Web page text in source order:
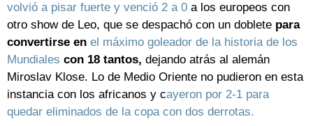
volvió a pisar fuerte y venció 2 a 0 a los europeos con
otro show de Leo, que se despachó con un doblete para
convertirse en el máximo goleador de la historia de los
Mundiales con 18 tantos, dejando atrás al alemán
Miroslav Klose. Lo de Medio Oriente no pudieron en esta
instancia con los africanos y cayeron por 2-1 para
quedar eliminados de la copa con dos derrotas.